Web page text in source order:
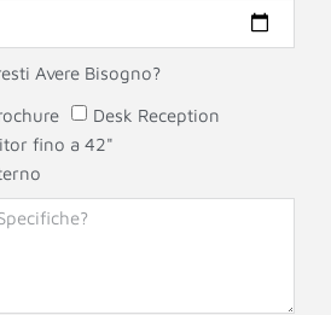
Avere Bisogno?
Desk Reception
fino a 42"